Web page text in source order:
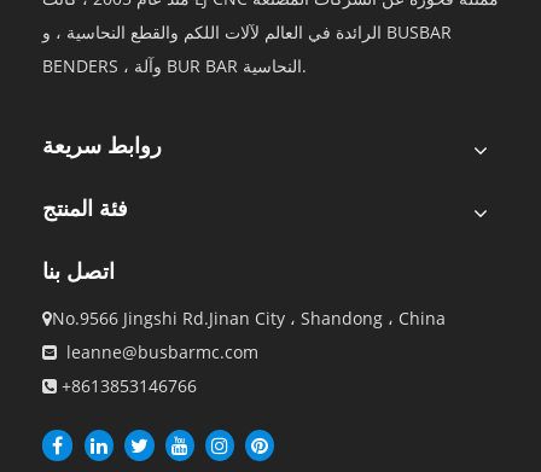
الرائدة في العالم لآلات اللكم والقطع النحاسية ، و BUSBAR
BENDERS ، وآلة BUR BAR النحاسية.
روابط سريعة
فئة المنتج
اتصل بنا
No.9566 Jingshi Rd.Jinan City ، Shandong ، China
 leanne@busbarmc.com
 +8613853146766